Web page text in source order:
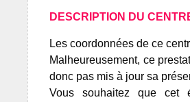
DESCRIPTION DU
Les coordonnées de ce
Malheureusement, ce
donc pas mis à jour sa
Vous souhaitez que cet